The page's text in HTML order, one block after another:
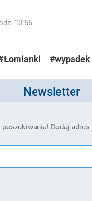
10:56
#wypadek
Newsletter
poszukiwania! Dodaj